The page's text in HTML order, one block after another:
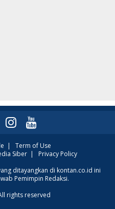
| Term of Use
Siber| Privacy Policy
ditayangkan di kontan.co.id ini
Pemimpin Redaksi.
rights reserved